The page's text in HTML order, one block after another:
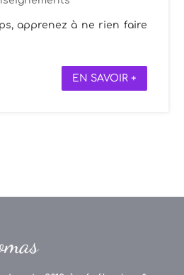
apprenez à ne rien faire
EN SAVOIR +